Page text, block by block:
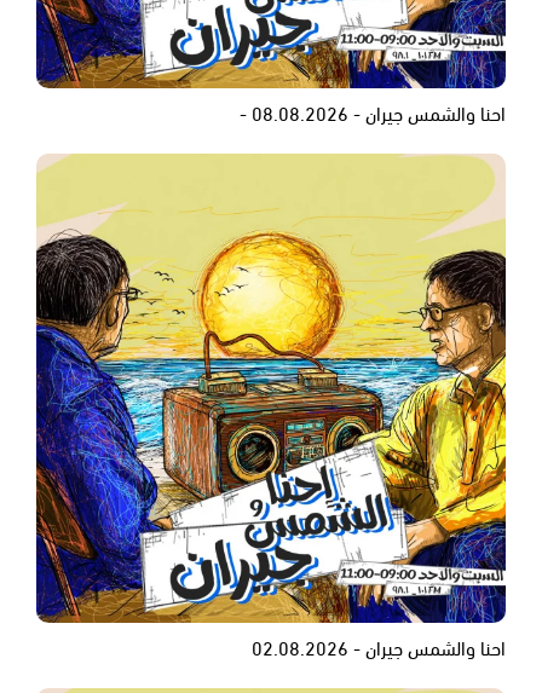
احنا والشمس جيران - 08.08.2026 -
احنا والشمس جيران - 02.08.2026